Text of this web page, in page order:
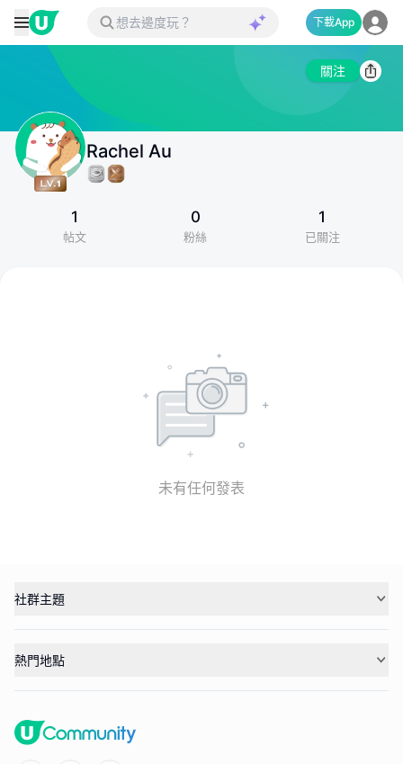
下載App
關注
Rachel Au
1
帖文
0
粉絲
1
已關注
未有任何發表
社群主題
熱門地點